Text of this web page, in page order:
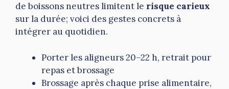
de boissons neutres limitent le risque carieux
sur la durée; voici des gestes concrets à
intégrer au quotidien.
Porter les aligneurs 20–22 h, retrait pour
repas et brossage
Brossage après chaque prise alimentaire,